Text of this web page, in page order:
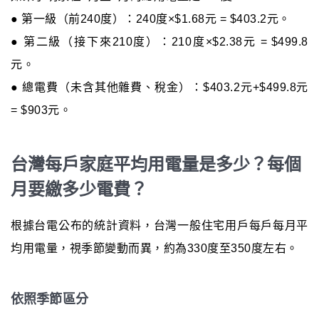
● 第一級（前240度）：240度×$1.68元 = $403.2元。
● 第二級（接下來210度）：210度×$2.38元 = $499.8
元。
● 總電費（未含其他雜費、稅金）：$403.2元+$499.8元
= $903元。
台灣每戶家庭平均用電量是多少？每個
月要繳多少電費？
根據台電公布的統計資料，台灣一般住宅用戶每戶每月平
均用電量，視季節變動而異，約為330度至350度左右。
依照季節區分